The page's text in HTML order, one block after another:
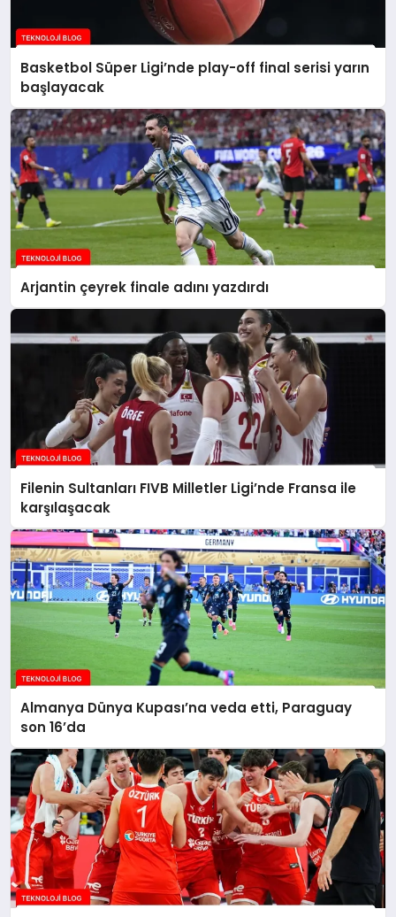
Basketbol Süper Ligi’nde play-off final serisi yarın
başlayacak
Arjantin çeyrek finale adını yazdırdı
Filenin Sultanları FIVB Milletler Ligi’nde Fransa ile
karşılaşacak
Almanya Dünya Kupası’na veda etti, Paraguay
son 16’da